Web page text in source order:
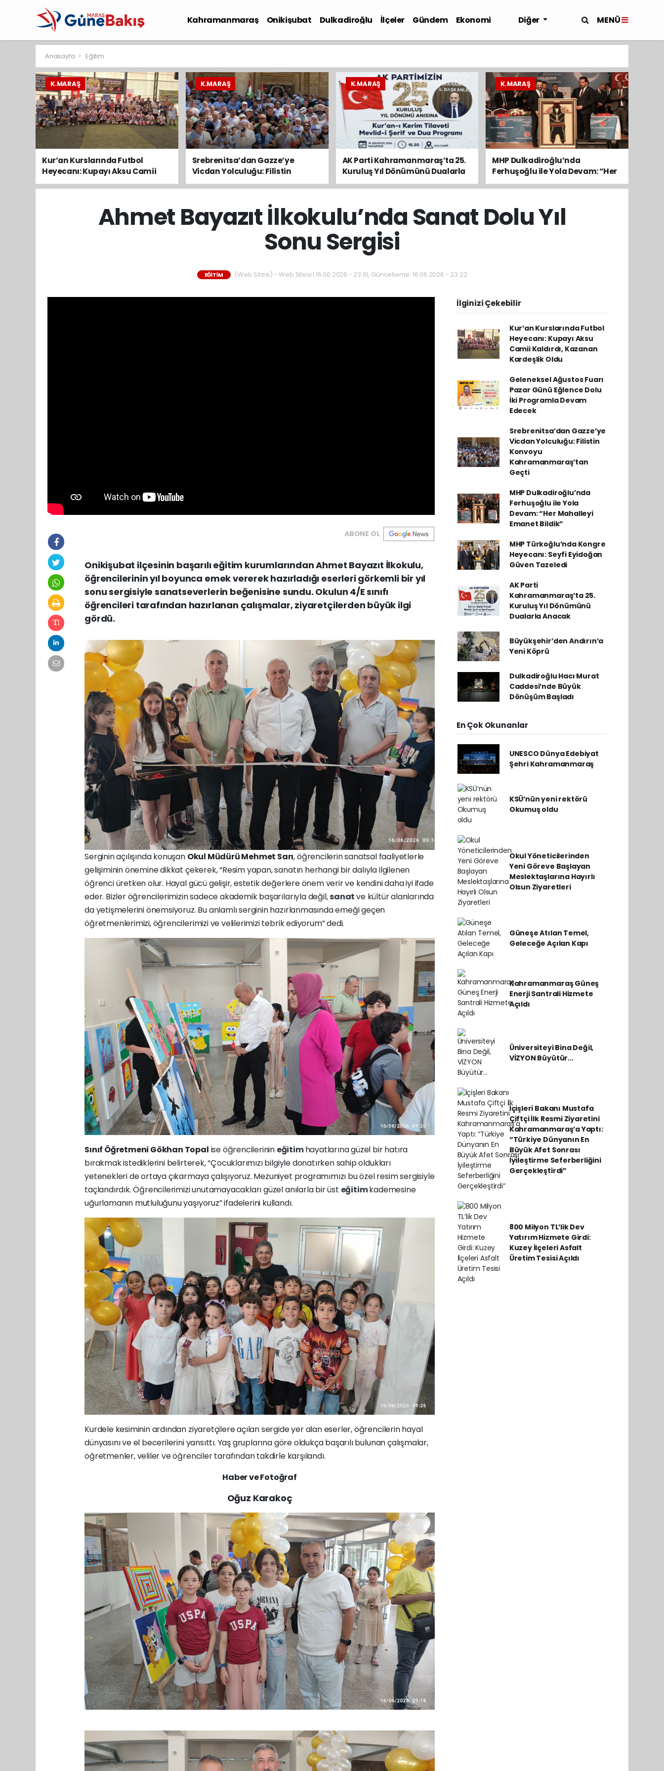
Kahramanmaraş Onikişubat Dulkadiroğlu İlçeler Gündem
Ekonomi
Diğer MENÜ
Anasayfa Eğitim
K.MARAŞ
Kur’an Kurslarında Futbol
Heyecanı: Kupayı Aksu Camii
Kaldırdı, Kazanan Kardeşlik Oldu
K.MARAŞ
Srebrenitsa’dan Gazze’ye
Vicdan Yolculuğu: Filistin
Konvoyu Kahramanmaraş’tan
K.MARAŞ
AK Parti Kahramanmaraş’ta 25.
Kuruluş Yıl Dönümünü Dualarla
Anacak
K.MARAŞ
MHP Dulkadiroğlu’nda
Ferhuşoğlu ile Yola Devam: “Her
Mahalleyi Emanet Bildik”
Ahmet Bayazıt İlkokulu’nda Sanat Dolu Yıl
Sonu Sergisi
EĞITIM (Web Sitesi) - Web Sitesi | 16.06.2026 - 23:10, Güncelleme: 16.06.2026 - 23:22
ABONE OL
Onikişubat ilçesinin başarılı eğitim kurumlarından Ahmet Bayazıt İlkokulu,
öğrencilerinin yıl boyunca emek vererek hazırladığı eserleri görkemli bir yıl
sonu sergisiyle sanatseverlerin beğenisine sundu. Okulun 4/E sınıfı
öğrencileri tarafından hazırlanan çalışmalar, ziyaretçilerden büyük ilgi
gördü.
Serginin açılışında konuşan Okul Müdürü Mehmet Sarı, öğrencilerin sanatsal faaliyetlerle
gelişiminin önemine dikkat çekerek, “Resim yapan, sanatın herhangi bir dalıyla ilgilenen
öğrenci üretken olur. Hayal gücü gelişir, estetik değerlere önem verir ve kendini daha iyi ifade
eder. Bizler öğrencilerimizin sadece akademik başarılarıyla değil,sanatve kültür alanlarında
da yetişmelerini önemsiyoruz. Bu anlamlı serginin hazırlanmasında emeği geçen
öğretmenlerimizi, öğrencilerimizi ve velilerimizi tebrik ediyorum” dedi.
Sınıf Öğretmeni Gökhan Topal ise öğrencilerinin eğitimhayatlarına güzel bir hatıra
bırakmak istediklerini belirterek, “Çocuklarımızı bilgiyle donatırken sahip oldukları
yetenekleri de ortaya çıkarmaya çalışıyoruz. Mezuniyet programımızı bu özel resim sergisiyle
taçlandırdık. Öğrencilerimizi unutamayacakları güzel anılarla bir üst eğitimkademesine
uğurlamanın mutluluğunu yaşıyoruz” ifadelerini kullandı.
Kurdele kesiminin ardından ziyaretçilere açılan sergide yer alan eserler, öğrencilerin hayal
dünyasını ve el becerilerini yansıttı. Yaş gruplarına göre oldukça başarılı bulunan çalışmalar,
öğretmenler, veliler ve öğrenciler tarafından takdirle karşılandı.
Haber ve Fotoğraf
Oğuz Karakoç
İlginizi Çekebilir
Kur’an Kurslarında Futbol
Heyecanı: Kupayı Aksu
Camii Kaldırdı, Kazanan
Kardeşlik Oldu
Geleneksel Ağustos Fuarı
Pazar Günü Eğlence Dolu
İki Programla Devam
Edecek
Srebrenitsa’dan Gazze’ye
Vicdan Yolculuğu: Filistin
Konvoyu
Kahramanmaraş’tan
Geçti
MHP Dulkadiroğlu’nda
Ferhuşoğlu ile Yola
Devam: “Her Mahalleyi
Emanet Bildik”
MHP Türkoğlu’nda Kongre
Heyecanı: Seyfi Eyidoğan
Güven Tazeledi
AK Parti
Kahramanmaraş’ta 25.
Kuruluş Yıl Dönümünü
Dualarla Anacak
Büyükşehir’den Andırın’a
Yeni Köprü
Dulkadiroğlu Hacı Murat
Caddesi’nde Büyük
Dönüşüm Başladı
En Çok Okunanlar
UNESCO Dünya Edebiyat
Şehri Kahramanmaraş
KSÜ’nün yeni rektörü
Okumuş oldu
Okul Yöneticilerinden
Yeni Göreve Başlayan
Meslektaşlarına Hayırlı
Olsun Ziyaretleri
Güneşe Atılan Temel,
Geleceğe Açılan Kapı
Kahramanmaraş Güneş
Enerji Santrali Hizmete
Açıldı
Üniversiteyi Bina Değil,
VİZYON Büyütür...
İçişleri Bakanı Mustafa
Çiftçi İlk Resmi Ziyaretini
Kahramanmaraş’a Yaptı:
“Türkiye Dünyanın En
Büyük Afet Sonrası
İyileştirme Seferberliğini
Gerçekleştirdi”
800 Milyon TL’lik Dev
Yatırım Hizmete Girdi:
Kuzey İlçeleri Asfalt
Üretim Tesisi Açıldı